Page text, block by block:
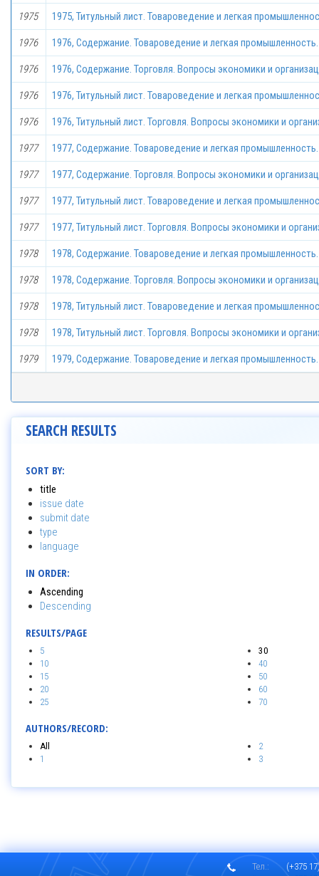
1975 1975, Титульный лист. Товароведение и легкая
1976 1976, Содержание. Товароведение и легкая
1976 1976, Содержание. Торговля. Вопросы экономики и
1976 1976, Титульный лист. Товароведение и легкая
1976 1976, Титульный лист. Торговля. Вопросы экономики и
1977 1977, Содержание. Товароведение и легкая
1977 1977, Содержание. Торговля. Вопросы экономики и
1977 1977, Титульный лист. Товароведение и легкая
1977 1977, Титульный лист. Торговля. Вопросы экономики и
1978 1978, Содержание. Товароведение и легкая
1978 1978, Содержание. Торговля. Вопросы экономики и
1978 1978, Титульный лист. Товароведение и легкая
1978 1978, Титульный лист. Торговля. Вопросы экономики и
1979 1979, Содержание. Товароведение и легкая
SEARCH RESULTS
SORT BY:
title
issue date
submit date
type
language
IN ORDER:
Ascending
Descending
RESULTS/PAGE
5
10
15
20
25
30
40
50
60
70
AUTHORS/RECORD:
All
1
2
3
Тел.:
(+375